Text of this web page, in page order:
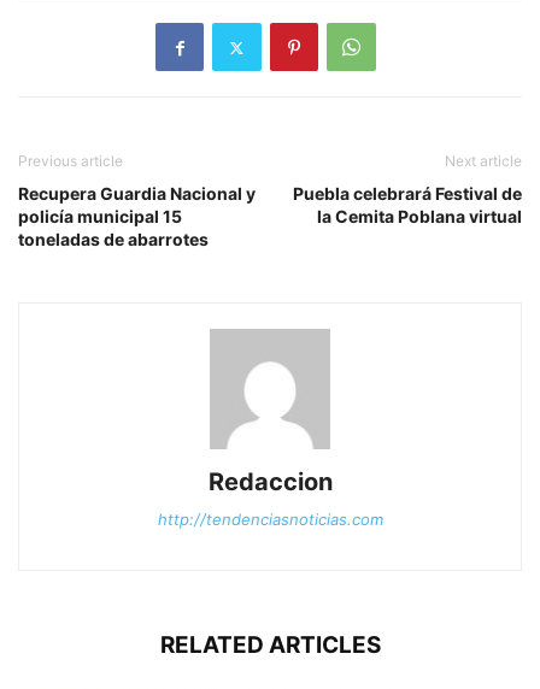
Previous article
Recupera Guardia Nacional y
policía municipal 15
toneladas de abarrotes
Next article
Puebla celebrará Festival de
la Cemita Poblana virtual
Redaccion
http://tendenciasnoticias.com
RELATED ARTICLES